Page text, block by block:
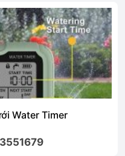
Water Timer